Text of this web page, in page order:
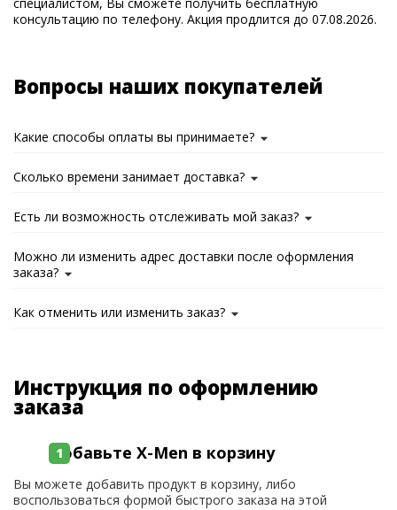
консультацию по телефону. Акция продлится до 07.08.2026.
Вопросы наших покупателей
Какие способы оплаты вы принимаете?
Сколько времени занимает доставка?
Есть ли возможность отслеживать мой заказ?
Можно ли изменить адрес доставки после оформления
заказа?
Как отменить или изменить заказ?
Инструкция по оформлению
заказа
Добавьте X-Men в корзину
Вы можете добавить продукт в корзину, либо
воспользоваться формой быстрого заказа на этой